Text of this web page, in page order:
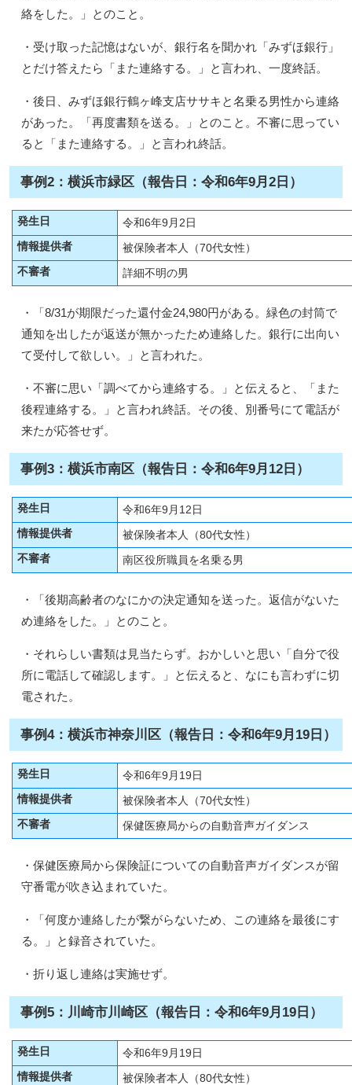
絡をした。」とのこと。
・受け取った記憶はないが、銀行名を聞かれ「みずほ銀行」
とだけ答えたら「また連絡する。」と言われ、一度終話。
・後日、みずほ銀行鶴ヶ峰支店ササキと名乗る男性から連絡
があった。「再度書類を送る。」とのこと。不審に思ってい
ると「また連絡する。」と言われ終話。
事例2：横浜市緑区（報告日：令和6年9月2日）
発生日
令和6年9月2日
情報提供者
被保険者本人（70代女性）
不審者
詳細不明の男
・「8/31が期限だった還付金24,980円がある。緑色の封筒で
通知を出したが返送が無かったため連絡した。銀行に出向い
て受付して欲しい。」と言われた。
・不審に思い「調べてから連絡する。」と伝えると、「また
後程連絡する。」と言われ終話。その後、別番号にて電話が
来たが応答せず。
事例3：横浜市南区（報告日：令和6年9月12日）
発生日
令和6年9月12日
情報提供者
被保険者本人（80代女性）
不審者
南区役所職員を名乗る男
・「後期高齢者のなにかの決定通知を送った。返信がないた
め連絡をした。」とのこと。
・それらしい書類は見当たらず。おかしいと思い「自分で役
所に電話して確認します。」と伝えると、なにも言わずに切
電された。
事例4：横浜市神奈川区（報告日：令和6年9月19日）
発生日
令和6年9月19日
情報提供者
被保険者本人（70代女性）
不審者
保健医療局からの自動音声ガイダンス
・保健医療局から保険証についての自動音声ガイダンスが留
守番電が吹き込まれていた。
・「何度か連絡したが繋がらないため、この連絡を最後にす
る。」と録音されていた。
・折り返し連絡は実施せず。
事例5：川崎市川崎区（報告日：令和6年9月19日）
発生日
令和6年9月19日
情報提供者
被保険者本人（80代女性）